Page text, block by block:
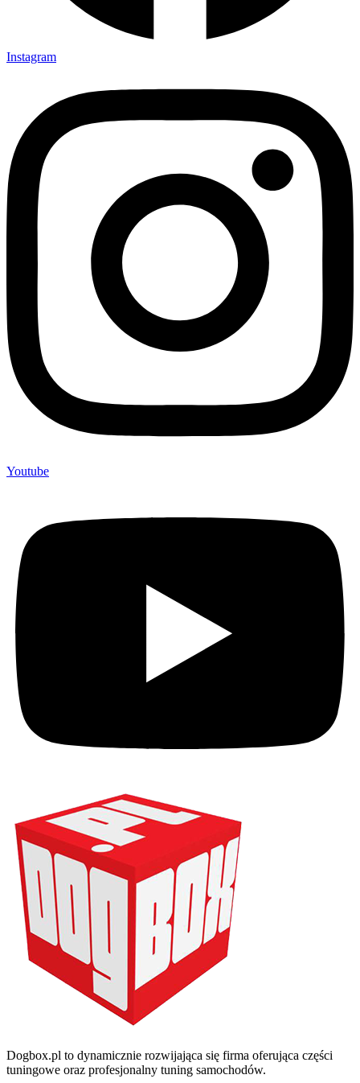
Instagram
Youtube
Dogbox.pl to dynamicznie rozwijająca się firma oferująca części
tuningowe oraz profesjonalny tuning samochodów.